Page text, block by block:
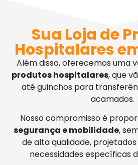
Sua Loja de
Hospitalares
Além disso, oferecemos uma
produtos hospitalares, que
até guinchos para
acamados.
Nosso compromisso é
segurança e mobilidade,
de alta qualidade,
necessidades específicas